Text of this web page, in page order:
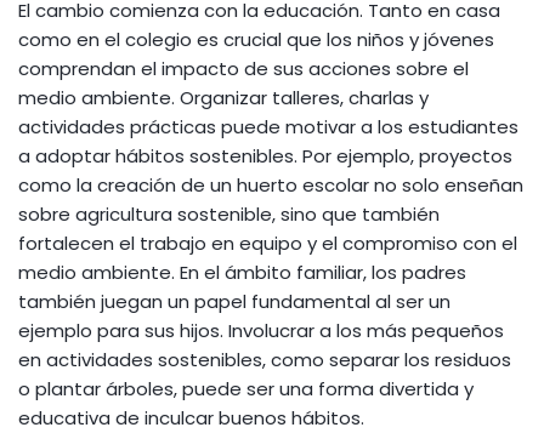
El cambio comienza con la educación. Tanto en casa
como en el colegio es crucial que los niños y jóvenes
comprendan el impacto de sus acciones sobre el
medio ambiente. Organizar talleres, charlas y
actividades prácticas puede motivar a los estudiantes
a adoptar hábitos sostenibles. Por ejemplo, proyectos
como la creación de un huerto escolar no solo enseñan
sobre agricultura sostenible, sino que también
fortalecen el trabajo en equipo y el compromiso con el
medio ambiente. En el ámbito familiar, los padres
también juegan un papel fundamental al ser un
ejemplo para sus hijos. Involucrar a los más pequeños
en actividades sostenibles, como separar los residuos
o plantar árboles, puede ser una forma divertida y
educativa de inculcar buenos hábitos.